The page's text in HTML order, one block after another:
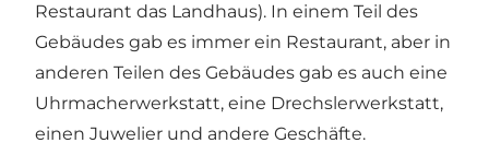
Restaurant das Landhaus). In einem Teil des
Gebäudes gab es immer ein Restaurant, aber in
anderen Teilen des Gebäudes gab es auch eine
Uhrmacherwerkstatt, eine Drechslerwerkstatt,
einen Juwelier und andere Geschäfte.